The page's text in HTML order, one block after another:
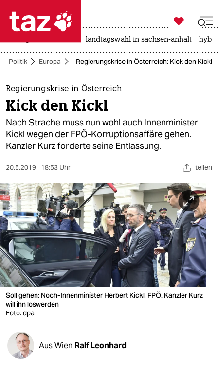
 taz zahl ich
taz zahl ich
themen
politik
öko
sport
berlin
nord
wahrheit
verlag
verlag
shop
fragen & hilfe

taz zahl ich
landtagswahl in sachsen-anhalt
Politik Europa Regierungskrise in Österreich: Kick den Kickl
Regierungskrise in Österreich
Kick den Kickl
Nach Strache muss nun wohl auch Innenminister
Kickl wegen der FPÖ-Korruptionsaffäre gehen.
Kanzler Kurz forderte seine Entlassung.
20.5.2019 18:53 Uhr teilen
Soll gehen: Noch-Innenminister Herbert Kickl, FPÖ. Kanzler Kurz
will ihn loswerden
Foto: dpa
Aus Wien Ralf Leonhard